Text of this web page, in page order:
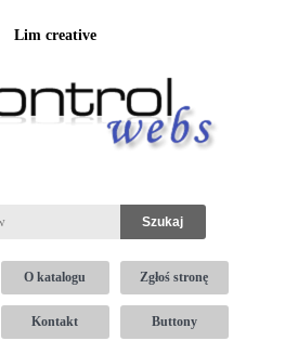
Lim creative
O katalogu Zgłoś stronę
Kontakt Buttony